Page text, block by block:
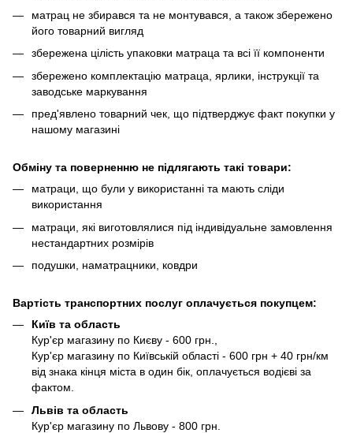
матрац не збирався та не монтувався, а також збережено
його товарний вигляд
збережена цілість упаковки матраца та всі її компоненти
збережено комплектацію матраца, ярлики, інструкції та
заводське маркування
пред'явлено товарний чек, що підтверджує факт покупки у
нашому магазині
Обміну та поверненню не підлягають такі товари:
матраци, що були у використанні та мають сліди
використання
матраци, які виготовлялися під індивідуальне замовлення
нестандартних розмірів
подушки, наматрацники, ковдри
Вартість транспортних послуг оплачується покупцем:
Київ та область
Кур'єр магазину по Києву - 600 грн.,
Кур'єр магазину по Київській області - 600 грн + 40 грн/км
від знака кінця міста в один бік, оплачується водієві за
фактом.
Львів та область
Кур'єр магазину по Львову - 800 грн.